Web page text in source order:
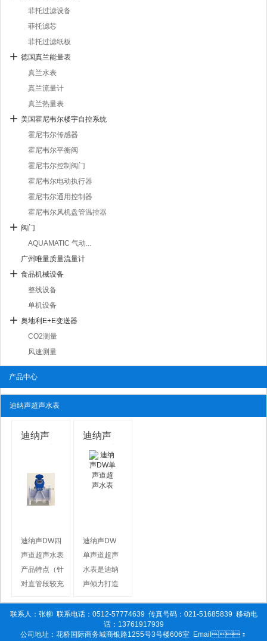
菲托过滤设备
菲托滤芯
菲托过滤纸板
德国真兰能量表
真兰水表
真兰流量计
真兰热量表
美国霍尼韦尔楼宇自控系统
霍尼韦尔传感器
霍尼韦尔平衡阀
霍尼韦尔控制阀门
霍尼韦尔电动执行器
霍尼韦尔通用控制器
霍尼韦尔风机盘管温控器
阀门
AQUAMATIC 气动...
广州唯量质量流量计
食品机械设备
整线设备
单机设备
奥地利E+E变送器
CO2测量
风速测量
产品中心
迪纳声超声水表
迪纳声
表
迪纳声DW四
声道超声水表
产品特点（针
对直管段较充
结构紧凑、坚
迪纳声
DW单声
道超声水
表
迪纳声DW
单声道超声
水表是迪纳
声倾力打造
******的超声
波水表， 体
联系人：张柳 联系电话：0512-57774639 传真号码：021-51685839 移动电
话：13761917939
公司地址：花桥国际商务城商银路1255号3号楼606室 Email：